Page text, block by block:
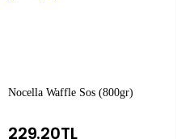
Nocella Waffle Sos (800gr)
229.20TL